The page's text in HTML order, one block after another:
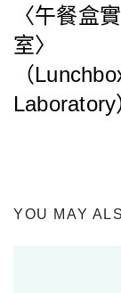
〈午餐盒
室〉
（
Laboratory
YOU MAY